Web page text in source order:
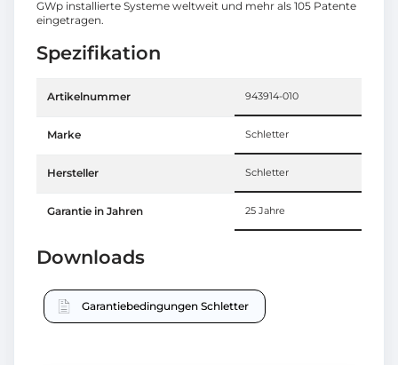
GWp installierte Systeme weltweit und mehr als 105 Patente
eingetragen.
Spezifikation
Artikelnummer 943914-010
Marke Schletter
Hersteller Schletter
Garantie in Jahren 25 Jahre
Downloads
Garantiebedingungen Schletter